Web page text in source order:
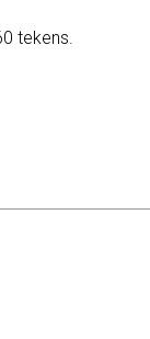
tekens.